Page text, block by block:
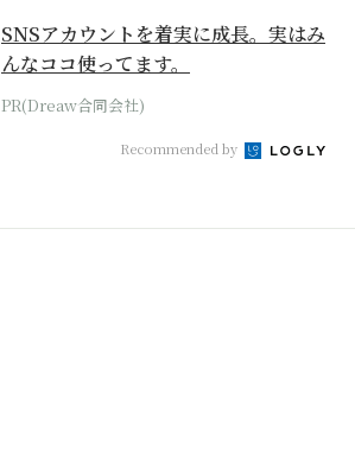
SNSアカウントを着実に成長。実はみ
んなココ使ってます。
PR(Dreaw合同会社)
Recommended by